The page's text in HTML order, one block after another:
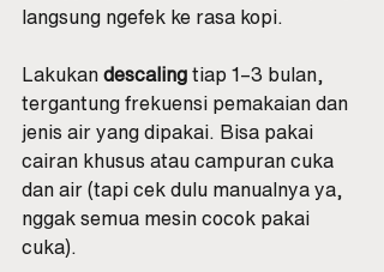
langsung ngefek ke rasa kopi.
Lakukan descaling tiap 1–3 bulan,
tergantung frekuensi pemakaian dan
jenis air yang dipakai. Bisa pakai
cairan khusus atau campuran cuka
dan air (tapi cek dulu manualnya ya,
nggak semua mesin cocok pakai
cuka).